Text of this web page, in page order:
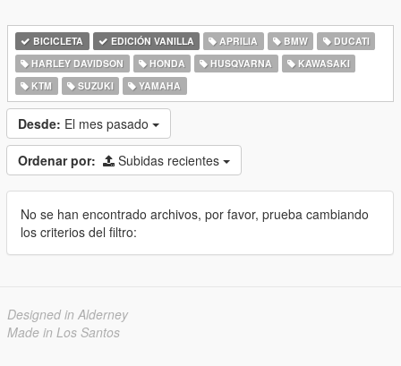
BICICLETA EDICIÓN VANILLA APRILIA BMW
DUCATI
HARLEY DAVIDSON
HONDA HUSQVARNA
KAWASAKI
KTM
SUZUKI YAMAHA
Desde: El mes pasado
Ordenar por: Subidas recientes
No se han encontrado archivos, por favor, prueba cambiando
los criterios del filtro:
Designed in Alderney
Made in Los Santos